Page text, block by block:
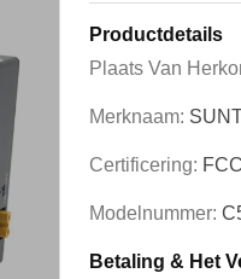
Productdetails
Plaats Van
Merknaam:
Certificering:
Modelnummer:
Betaling & Het